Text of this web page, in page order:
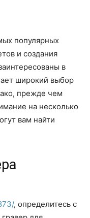
популярных
и создания
в
широкий выбор
прежде чем
на несколько
вам найти
, определитесь с